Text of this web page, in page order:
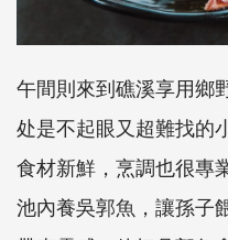
午間則來到礁溪享用鄉
处是不起眼又超難找的
食材新鮮，烹調也很專
池內養吳郭魚，讓孫子